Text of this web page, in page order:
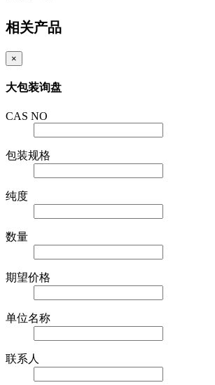
相关产品
×
大包装询盘
CAS NO
包装规格
纯度
数量
期望价格
单位名称
联系人